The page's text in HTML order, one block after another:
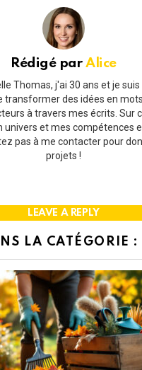
Rédigé parAlice
Thomas, j'ai 30 ans et je
transformer des idées en
à travers mes écrits. Sur
univers et mes compétences
pas à me contacter pour
projets !
LEAVE A REPLY
LA CATÉGORIE